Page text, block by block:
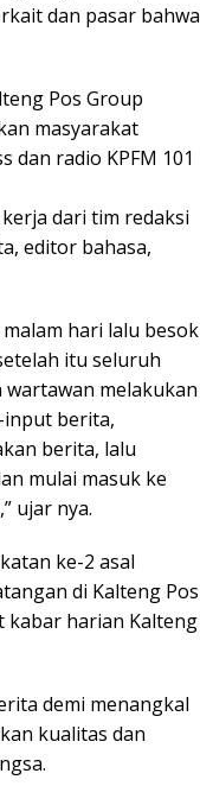
dan pasar bahwa
Pos Group
masyarakat
dan radio KPFM 101
dari tim redaksi
editor bahasa,
hari lalu besok
itu seluruh
melakukan
input berita,
berita, lalu
mulai masuk ke
ujar nya.
ke-2 asal
di Kalteng Pos
kabar harian Kalteng
demi menangkal
kualitas dan